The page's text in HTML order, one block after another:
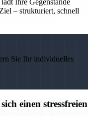
Ihre Gegenstände
– strukturiert, schnell
Sie Ihr individuelles
einen stressfreien